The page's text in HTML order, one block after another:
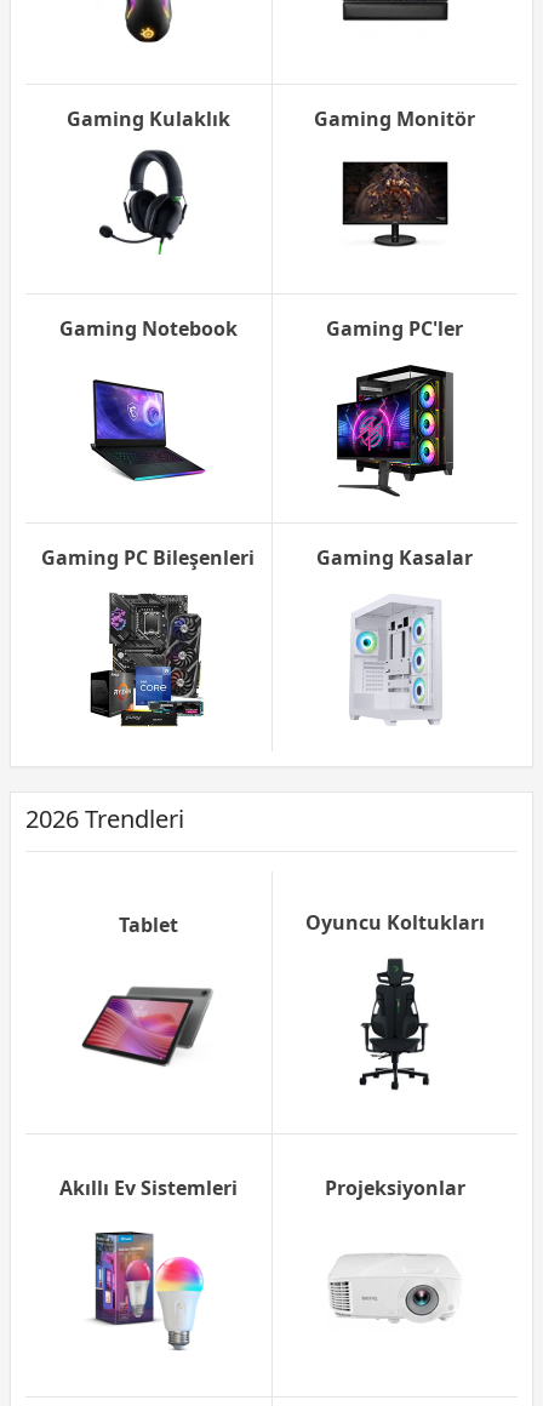
Gaming Kulaklık Gaming Monitör
Gaming Notebook Gaming PC'ler
Gaming PC Bileşenleri Gaming Kasalar
2026 Trendleri
Tablet
Akıllı Ev Sistemleri
Oyuncu Koltukları
Projeksiyonlar